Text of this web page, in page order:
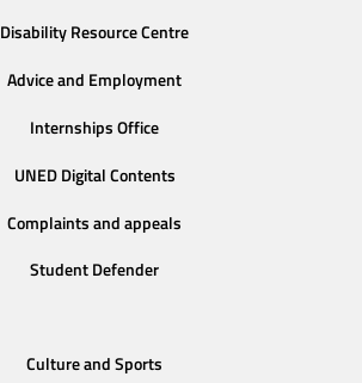
Disability Resource Centre
Advice and Employment
Internships Office
UNED Digital Contents
Complaints and appeals
Student Defender
Culture and Sports